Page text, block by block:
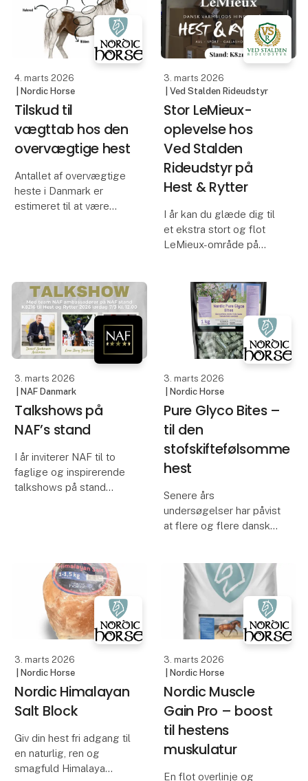
4. marts 2026
| Nordic Horse
Tilskud til
vægttab hos den
overvægtige hest
Antallet af overvægtige
heste i Danmark er
estimeret til at være
problematisk for
hestenes sundhed og
tegner samt
3. marts 2026
| Ved Stalden Rideudstyr
Stor LeMieux-
oplevelse hos
Ved Stalden
Rideudstyr på
Hest & Rytter
I år kan du glæde dig til
et ekstra stort og flot
LeMieux-område på
Den helt nye
Spring/Sommer-
kollektion er netop
lanceret og du kan
opleve den live på
messen.
3. marts 2026
| NAF Danmark
Talkshows på
NAF’s stand
I år inviterer NAF til to
faglige og inspirerende
talkshows på stand
får vi besøg af Jannie og
Emma fra VetEmbryo –
Nordeuropas førende
fertilitet
3. marts 2026
| Nordic Horse
Pure Glyco Bites –
til den
stofskiftefølsomme
hest
Senere års
undersøgelser har påvist
at flere og flere danske
reducerer deres
præstationsniveau, men
også stiller hestene i
risiko for en lang række
af stofski
3. marts 2026
| Nordic Horse
Nordic Himalayan
Salt Block
Giv din hest fri adgang til
en naturlig, ren og
smagfuld Himalaya
3. marts 2026
| Nordic Horse
Nordic Muscle
Gain Pro – boost
til hestens
muskulatur
En flot overlinje og